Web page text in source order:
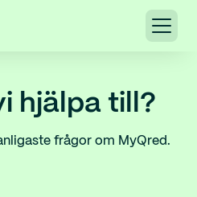
hjälpa till?
frågor om MyQred.